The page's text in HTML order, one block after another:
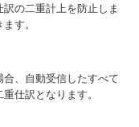
の二重計上を防止しま
す。
、自動受信したすべて
仕訳となります。